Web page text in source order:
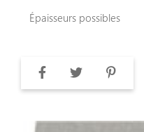
Épaisseurs possibles